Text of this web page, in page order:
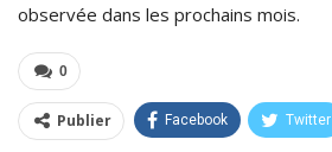
observée dans les prochains mois.
0
Publier Facebook Twitter